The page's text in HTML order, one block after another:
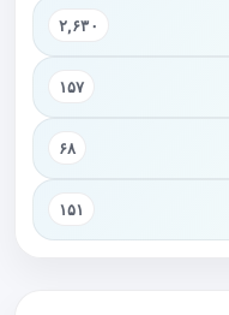
۲,۶۳۰
۱۵۷
۶۸
۱۵۱